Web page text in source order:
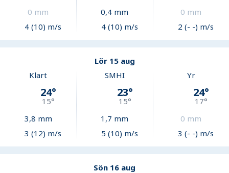
0 mm
4 (10) m/s
0,4 mm
4 (10) m/s
0 mm
2 (- -) m/s
Lör 15 aug
Klart
24°
15°
3,8 mm
3 (12) m/s
SMHI
23°
15°
1,7 mm
5 (10) m/s
Yr
24°
17°
0 mm
3 (- -) m/s
Sön 16 aug